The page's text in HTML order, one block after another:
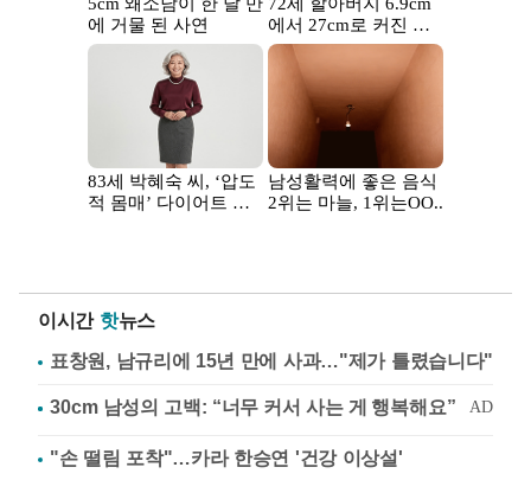
이시간 핫뉴스
표창원, 남규리에 15년 만에 사과…"제가 틀렸습니다"
"손 떨림 포착"…카라 한승연 '건강 이상설'